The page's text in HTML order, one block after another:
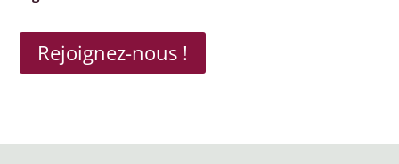
Rejoignez-nous !